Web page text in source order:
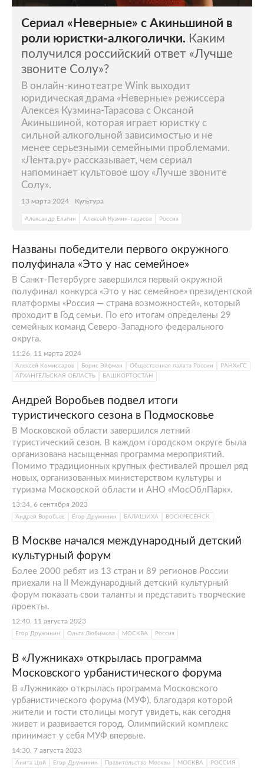
Сериал «Неверные» с Акиньшиной в
роли юристки-алкоголички. Каким
получился российский ответ «Лучше
звоните Солу»?
В онлайн-кинотеатре Wink выходит
юридическая драма «Неверные» режиссера
Алексея Кузмина-Тарасова с Оксаной
Акиньшиной, которая играет юристку с
сильной алкогольной зависимостью и не
менее серьезными семейными проблемами.
«Лента.ру» рассказывает, чем сериал
напоминает культовое шоу «Лучше звоните
Солу».
13 марта 2024 Культура
Александр Елагин Алексей Кузмин-тарасов Россия
Названы победители первого окружного
полуфинала «Это у нас семейное»
В Санкт-Петербурге завершился первый окружной
полуфинал конкурса «Это у нас семейное» президентской
платформы «Россия — страна возможностей», который
проходит в Год семьи. По его итогам определены 29
семейных команд Северо-Западного федерального
округа.
11:26, 11 марта 2024
Алексей Комиссаров Борис Эйфман Общественная палата России
РАНХиГС
АРХАНГЕЛЬСКАЯ ОБЛАСТЬ
БАШКОРТОСТАН
Андрей Воробьев подвел итоги
туристического сезона в Подмосковье
В Московской области завершился летний
туристический сезон. В каждом городском округе была
организована насыщенная программа мероприятий.
Помимо традиционных крупных фестивалей прошел ряд
новых, организованных министерством культуры и
туризма Московской области и АНО «МосОблПарк».
13:34, 6 сентября 2023
Андрей Воробьев Егор Дружинин БАЛАШИХА ВОСКРЕСЕНСК
В Москве начался международный детский
культурный форум
Более 2000 ребят из 13 стран и 89 регионов России
приехали на II Международный детский культурный
форум показать свои таланты и представить творческие
проекты.
12:40, 11 августа 2023
Егор Дружинин Ольга Любимова МОСКВА Россия
В «Лужниках» открылась программа
Московского урбанистического форума
В «Лужниках» открылась программа Московского
урбанистического форума (МУФ), благодаря которой
жители и гости столицы могут увидеть, как сегодня
живет и развивается город. Олимпийский комплекс
принимает у себя МУФ впервые.
14:30, 7 августа 2023
Анита Цой Егор Дружинин Правительство Москвы МОСКВА РОССИЯ